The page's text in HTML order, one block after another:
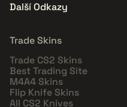
Další Odkazy
Trade Skins
Trade CS2 Skins
Best Trading Site
M4A4 Skins
Flip Knife Skins
All CS2 Knives